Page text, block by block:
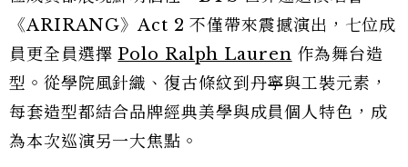
《ARIRANG》Act 2 不僅帶來震撼演出，七位成
員更全員選擇 Polo Ralph Lauren 作為舞台造
型。從學院風針織、復古條紋到丹寧與工裝元素，
每套造型都結合品牌經典美學與成員個人特色，成
為本次巡演另一大焦點。